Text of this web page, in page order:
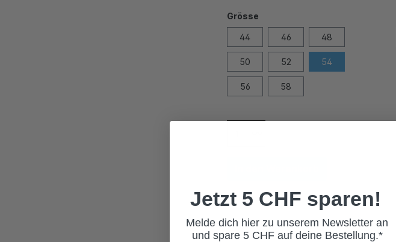
Grösse
44 46 48
50 52 54
56 58
Jetzt 5 CHF sparen!
Melde dich hier zu unserem Newsletter an
und spare 5 CHF auf deine Bestellung.*